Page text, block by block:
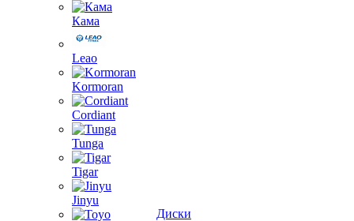
Кама
Leao
Kormoran
Cordiant
Tunga
Tigar
Jinyu
Диски